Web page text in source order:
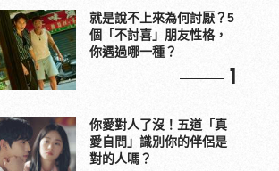
就是說不上來為何討厭？5
個「不討喜」朋友性格，
你遇過哪一種？
1
你愛對人了沒！五道「真
愛自問」識別你的伴侶是
對的人嗎？